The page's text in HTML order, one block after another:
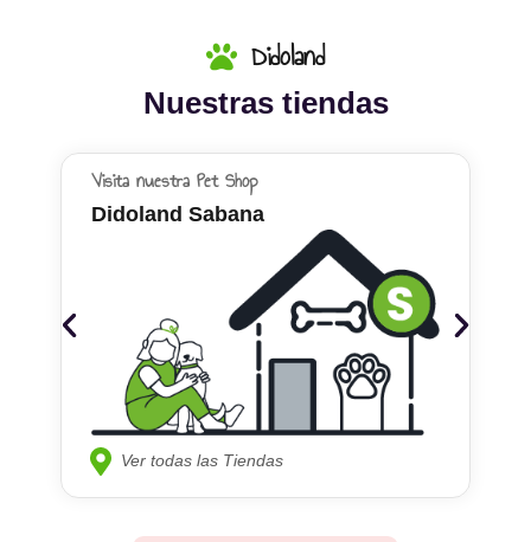
Didoland
Nuestras tiendas
Visita nuestra Pet Shop
Didoland Sabana
Ver todas las Tiendas